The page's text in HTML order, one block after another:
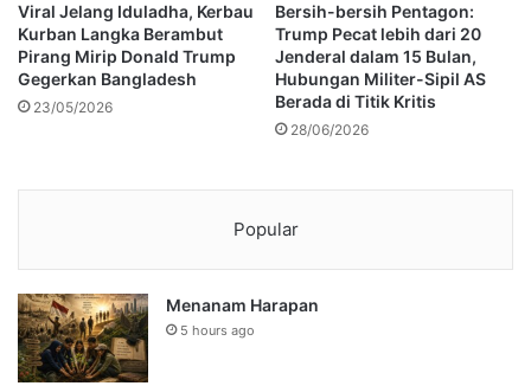
Viral Jelang Iduladha, Kerbau
Kurban Langka Berambut
Pirang Mirip Donald Trump
Gegerkan Bangladesh
23/05/2026
Bersih-bersih Pentagon:
Trump Pecat lebih dari 20
Jenderal dalam 15 Bulan,
Hubungan Militer-Sipil AS
Berada di Titik Kritis
28/06/2026
Popular
Menanam Harapan
5 hours ago